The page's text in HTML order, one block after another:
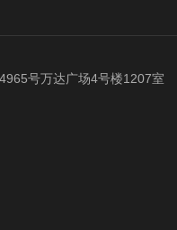
号万达广场4号楼1207室